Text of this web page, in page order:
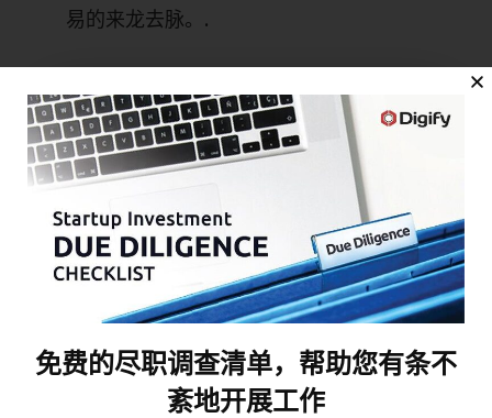
易的来龙去脉。.
Korduba、,这是 Digify 的主要优势之一. .
她说：
“Digify平台从投资者体验的一开始就
与我们的品牌完美融合，为无缝一致
的体验奠定了基础”。”
这些功能减少了投资者的摩擦，保持了体
验的连续性。在复杂、高风险的融资过程
中，帮助保持势头。.
免费的尽职调查清单，帮助您有条不
紊地开展工作